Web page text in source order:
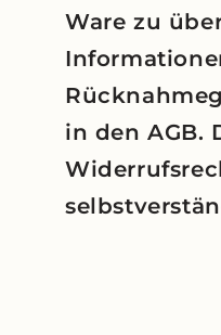
Ware zu
in den AGB.